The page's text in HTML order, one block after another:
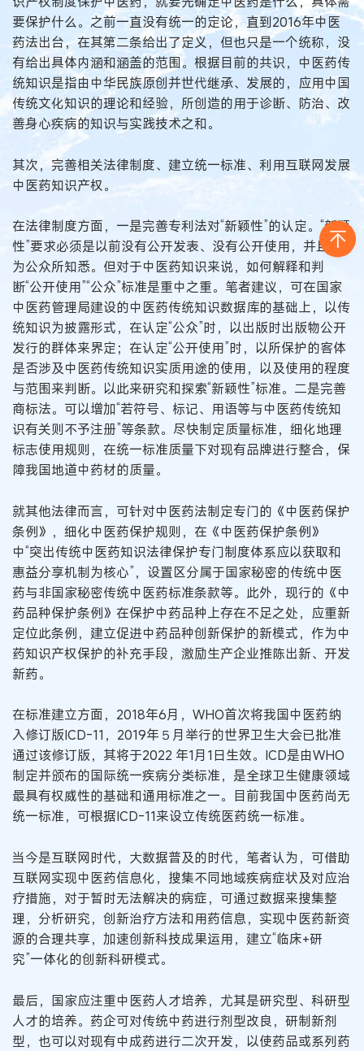
要保护什么。之前一直没有统一的定论，直到2016年中医
药法出台，在其第二条给出了定义，但也只是一个统称，没
有给出具体内涵和涵盖的范围。根据目前的共识，中医药传
统知识是指由中华民族原创并世代继承、发展的，应用中国
传统文化知识的理论和经验，所创造的用于诊断、防治、改
善身心疾病的知识与实践技术之和。
其次，完善相关法律制度、建立统一标准、利用互联网发展
中医药知识产权。
在法律制度方面，一是完善专利法对“新颖性”的认定。“新颖
性”要求必须是以前没有公开发表、没有公开使用，并且不
为公众所知悉。但对于中医药知识来说，如何解释和判
断“公开使用”“公众”标准是重中之重。笔者建议，可在国家
中医药管理局建设的中医药传统知识数据库的基础上，以传
统知识为披露形式，在认定“公众”时，以出版时出版物公开
发行的群体来界定；在认定“公开使用”时，以所保护的客体
是否涉及中医药传统知识实质用途的使用，以及使用的程度
与范围来判断。以此来研究和探索“新颖性”标准。二是完善
商标法。可以增加“若符号、标记、用语等与中医药传统知
识有关则不予注册”等条款。尽快制定质量标准，细化地理
标志使用规则，在统一标准质量下对现有品牌进行整合，保
障我国地道中药材的质量。
就其他法律而言，可针对中医药法制定专门的《中医药保护
条例》，细化中医药保护规则，在《中医药保护条例》
中“突出传统中医药知识法律保护专门制度体系应以获取和
惠益分享机制为核心”，设置区分属于国家秘密的传统中医
药与非国家秘密传统中医药标准条款等。此外，现行的《中
药品种保护条例》在保护中药品种上存在不足之处，应重新
定位此条例，建立促进中药品种创新保护的新模式，作为中
药知识产权保护的补充手段，激励生产企业推陈出新、开发
新药。
在标准建立方面，2018年6月，WHO首次将我国中医药纳
入修订版ICD-11，2019年５月举行的世界卫生大会已批准
通过该修订版，其将于2022 年1月1日生效。ICD是由WHO
制定并颁布的国际统一疾病分类标准，是全球卫生健康领域
最具有权威性的基础和通用标准之一。目前我国中医药尚无
统一标准，可根据ICD-11来设立传统医药统一标准。
当今是互联网时代，大数据普及的时代，笔者认为，可借助
互联网实现中医药信息化，搜集不同地域疾病症状及对应治
疗措施，对于暂时无法解决的病症，可通过数据来搜集整
理，分析研究，创新治疗方法和用药信息，实现中医药新资
源的合理共享，加速创新科技成果运用，建立“临床+研
究”一体化的创新科研模式。
最后，国家应注重中医药人才培养，尤其是研究型、科研型
人才的培养。药企可对传统中药进行剂型改良，研制新剂
型，也可以对现有中成药进行二次开发，以使药品或系列药